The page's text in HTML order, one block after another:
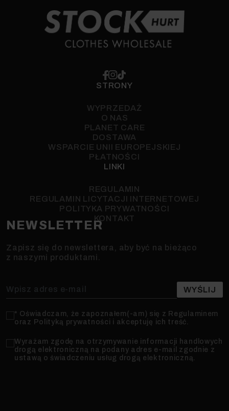
STRONY
WYPRZEDAŻ
O NAS
PLANET CARE
DOSTAWA
WSPARCIE UNII EUROPEJSKIEJ
PŁATNOŚCI
LINKI
REGULAMIN
REGULAMIN LICYTACJI INTERNETOWEJ
POLITYKA PRYWATNOŚCI
KONTAKT
NEWSLETTER
Zapisz się do newslettera, aby być na bieżąco
z naszymi produktami.
* Oświadczam, że zapoznałem(-am) się z Regulaminem
oraz Polityką prywatności i akceptuję ich treść.
Wyrażam zgodę na otrzymywanie informacji handlowych
drogą elektroniczną na podany adres e-mail zgodnie z
ustawą o świadczeniu usług drogą elektroniczną.